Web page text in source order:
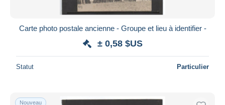
Carte photo postale ancienne - Groupe et lieu à identifier -
± 0,58 $US
Statut Particulier
Nouveau